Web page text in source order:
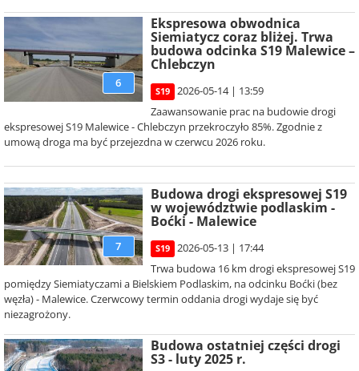
6
Ekspresowa obwodnica
Siemiatycz coraz bliżej. Trwa
budowa odcinka S19 Malewice –
Chlebczyn
S19
2026-05-14 | 13:59
Zaawansowanie prac na budowie drogi
ekspresowej S19 Malewice - Chlebczyn przekroczyło 85%. Zgodnie z
umową droga ma być przejezdna w czerwcu 2026 roku.
7
Budowa drogi ekspresowej S19
w województwie podlaskim -
Boćki - Malewice
S19
2026-05-13 | 17:44
Trwa budowa 16 km drogi ekspresowej S19
pomiędzy Siemiatyczami a Bielskiem Podlaskim, na odcinku Boćki (bez
węzła) - Malewice. Czerwcowy termin oddania drogi wydaje się być
niezagrożony.
Budowa ostatniej części drogi
S3 - luty 2025 r.